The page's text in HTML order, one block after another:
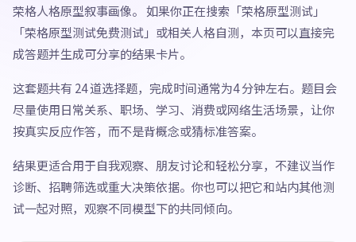
荣格人格原型叙事画像。 如果你正在搜索「荣格原型测试」
「荣格原型测试免费测试」或相关人格自测，本页可以直接完
成答题并生成可分享的结果卡片。
这套题共有 24 道选择题，完成时间通常为4 分钟左右。题目会
尽量使用日常关系、职场、学习、消费或网络生活场景，让你
按真实反应作答，而不是背概念或猜标准答案。
结果更适合用于自我观察、朋友讨论和轻松分享，不建议当作
诊断、招聘筛选或重大决策依据。你也可以把它和站内其他测
试一起对照，观察不同模型下的共同倾向。